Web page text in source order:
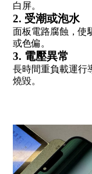
白屏。
2. 受潮或泡水
面板電路腐蝕，使
或色偏。
3. 電壓異常
長時間重負載運行
燒毀。